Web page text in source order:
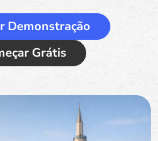
Demonstração
Grátis